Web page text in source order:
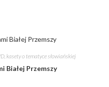
kasety o tematyce słowiańskiej
Białej Przemszy